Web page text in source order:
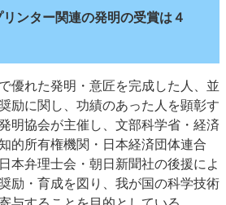
申し込み
サイトポリシー
ンター関連の発明の受賞は４
優れた発明・意匠を完成した人、並
励に関し、功績のあった人を顕彰す
明協会が主催し、文部科学省・経済
的所有権機関・日本経済団体連合
本弁理士会・朝日新聞社の後援によ
励・育成を図り、我が国の科学技術